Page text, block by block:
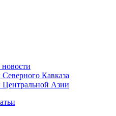
Кавказа
Центральной Азии